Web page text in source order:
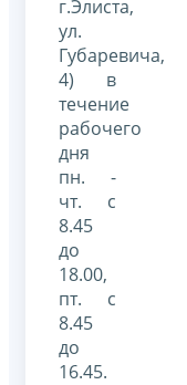
г.Элиста,
ул.
Губаревича,
4) в
течение
рабочего
дня
пн. -
чт. с
8.45
до
18.00,
пт. с
8.45
до
16.45.